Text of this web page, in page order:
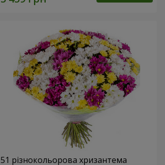
51 різнокольорова хризантема